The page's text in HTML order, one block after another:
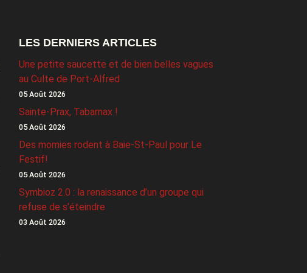
LES DERNIERS ARTICLES
Une petite saucette et de bien belles vagues
au Culte de Port-Alfred
05 Août 2026
Sainte-Prax, Tabarnax !
05 Août 2026
Des momies rodent à Baie-St-Paul pour Le
Festif!
05 Août 2026
Symbioz 2.0 : la renaissance d’un groupe qui
refuse de s’éteindre
03 Août 2026